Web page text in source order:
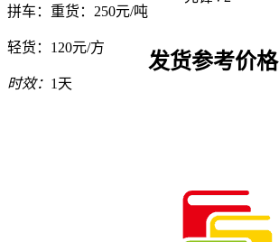
拼车： 重货：250元/吨
轻货： 120元/方
时效： 1天
发货参考价格